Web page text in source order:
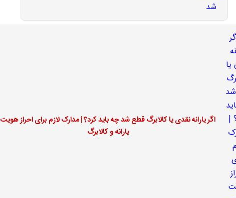
اگر یارانه نقدی یا کالابرگ قطع شد چه باید کرد؟ | مدارک لازم برای احراز هویت
یارانه و کالابرگ